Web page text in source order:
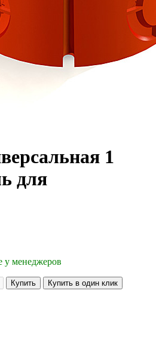
1
для
у менеджеров